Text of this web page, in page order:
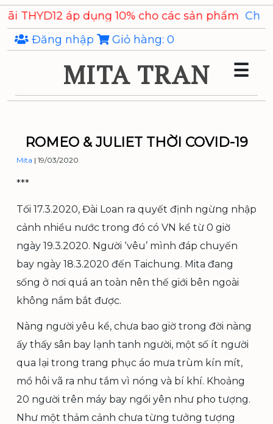
Skip
to
the
content
áp dụng 10% cho các sản phẩmChiết xuất Ý
Đăng nhập
Giỏ hàng: 0
MITA TRAN ☰
ROMEO & JULIET THỜI COVID-19
Mita | 19/03/2020
***
Tối 17.3.2020, Đài Loan ra quyết định ngừng nhập
cảnh nhiều nước trong đó có VN kể từ 0 giờ
ngày 19.3.2020. Người ‘vêu’ mình đáp chuyến
bay ngày 18.3.2020 đến Taichung. Mita đang
sống ở nơi quá an toàn nên thế giới bên ngoài
không nắm bắt được.
Nàng người yêu kể, chưa bao giờ trong đời nàng
ấy thấy sân bay lạnh tanh người, một số ít người
qua lại trong trang phục áo mưa trùm kín mít,
mồ hôi vã ra như tắm vì nóng và bí khí. Khoảng
20 người trên máy bay ngồi yên như pho tượng.
Như một thảm cảnh chưa từng tưởng tượng